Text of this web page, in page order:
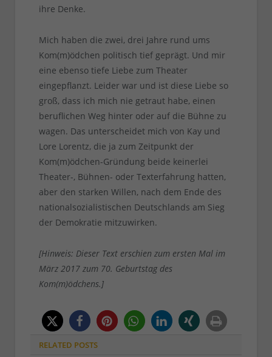
ihre Denke.
Mich haben die zwei, drei Jahre rund ums
Kom(m)ödchen politisch tief geprägt. Und mir
eine ebenso tiefe Liebe zum Theater
eingepflanzt. Leider war und ist diese Liebe so
groß, dass ich mich nie getraut habe, einen
beruflichen Weg hinter oder auf die Bühne zu
wagen. Das unterscheidet mich von Kay und
Lore Lorentz, die ja zum Zeitpunkt der
Kom(m)ödchen-Gründung beide keinerlei
Theater-, Bühnen- oder Texterfahrung hatten,
aber den starken Willen, nach dem Ende des
nationalsozialistischen Deutschlands am Sieg
der Demokratie mitzuwirken.
[Hinweis: Dieser Text erschien zum ersten Mal im
März 2017 zum 70. Geburtstag des
Kom(m)ödchens.]
RELATED POSTS